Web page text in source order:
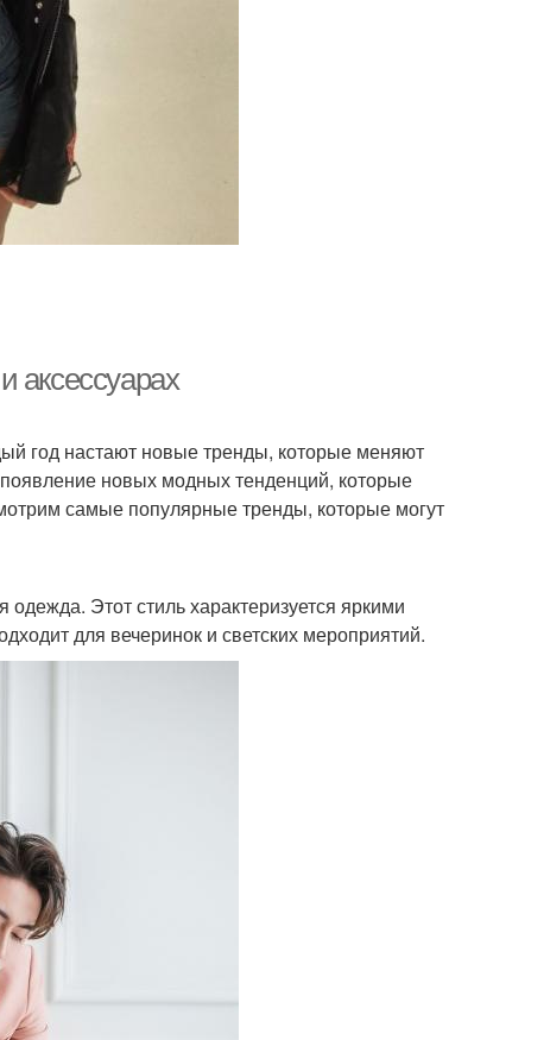
аксессуарах
год настают новые тренды, которые меняют
новых модных тенденций, которые
самые популярные тренды, которые могут
Этот стиль характеризуется яркими
для вечеринок и светских мероприятий.